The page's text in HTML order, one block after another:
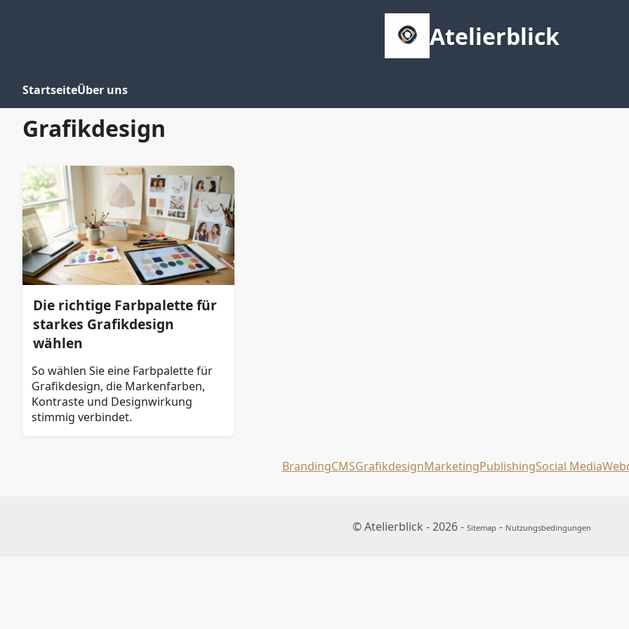
Atelierblick
StartseiteÜber uns
Grafikdesign
Die richtige Farbpalette für
starkes Grafikdesign
wählen
So wählen Sie eine Farbpalette für
Grafikdesign, die Markenfarben,
Kontraste und Designwirkung
stimmig verbindet.
BrandingCMSGrafikdesignMarketingPublishingSocial Media
© Atelierblick - 2026 - Sitemap - Nutzungsbedingungen